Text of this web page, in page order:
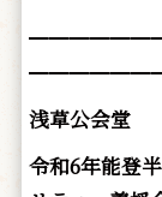
浅草公会堂
令和6年能登